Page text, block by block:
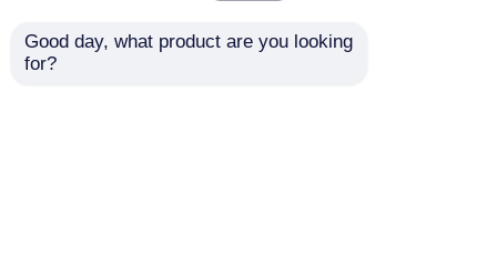
Good day, what product are you looking
for?